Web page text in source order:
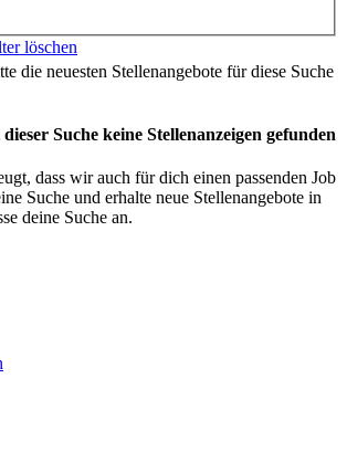
löschen
die neuesten Stellenangebote für diese Suche
Suche keine Stellenanzeigen gefunden
dass wir auch für dich einen passenden Job
Suche und erhalte neue Stellenangebote in
deine Suche an.